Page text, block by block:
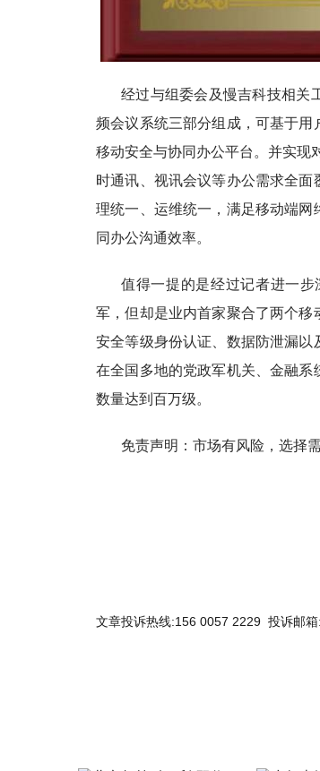
经过与组委会及慢吉科技相关
频会议系统三部分组成，可基于
移动安全与协同办公平台。并实现
时通讯、视讯会议等办公需求全
理统一、运维统一，满足移动端
同办公沟通效率。
值得一提的是经过记者进一
军，但却是业内首家聚合了两个
安全等级身份认证、数据防泄漏
在全国多地的党政军机关、金融
数量达到百万级。
免责声明：市场有风险，选择
文章投诉热线:156 0057 2229 投诉邮